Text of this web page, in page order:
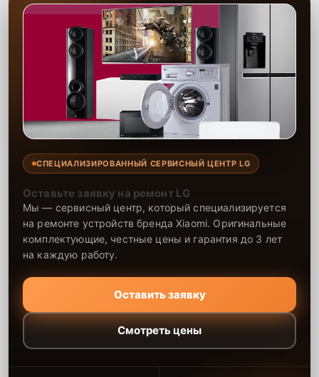
СПЕЦИАЛИЗИРОВАННЫЙ СЕРВИСНЫЙ ЦЕНТР LG
Оставьте заявку на ремонт LG
Мы — сервисный центр, который специализируется
на ремонте устройств бренда Xiaomi. Оригинальные
комплектующие, честные цены и гарантия до 3 лет
на каждую работу.
Оставить заявку
Смотреть цены